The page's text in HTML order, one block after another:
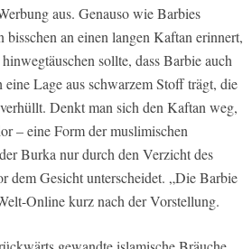
aus. Genauso wie Barbies
an einen langen Kaftan erinnert,
sollte, dass Barbie auch
Lage aus schwarzem Stoff trägt, die
Denkt man sich den Kaftan weg,
– eine Form der muslimischen
Burka nur durch den Verzicht des
dem Gesicht unterscheidet. „Die Barbie
Online kurz nach der Vorstellung.